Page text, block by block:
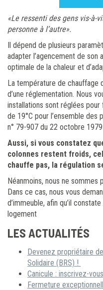
«Le ressenti des gens vis-à-
personne à l’autre».
Il dépend de plusieurs
adapter l’agencement de son
optimale de la chaleur et
La température de chauffage
d’une réglementation. Nous
installations sont réglées
de 19°C pour l’ensemble
n° 79-907 du 22 octobre
Aussi, si vous constatez
colonnes restent froids,
chauffe pas, la régulation
Néanmoins, nous ne sommes
Dans ce cas, nous vous
d’immeuble, afin qu’il
logement
LES ACTUALITÉS
Devenez propriétaire
Solidaire (BRS) !
Canicule : inscrivez-
Fermeture